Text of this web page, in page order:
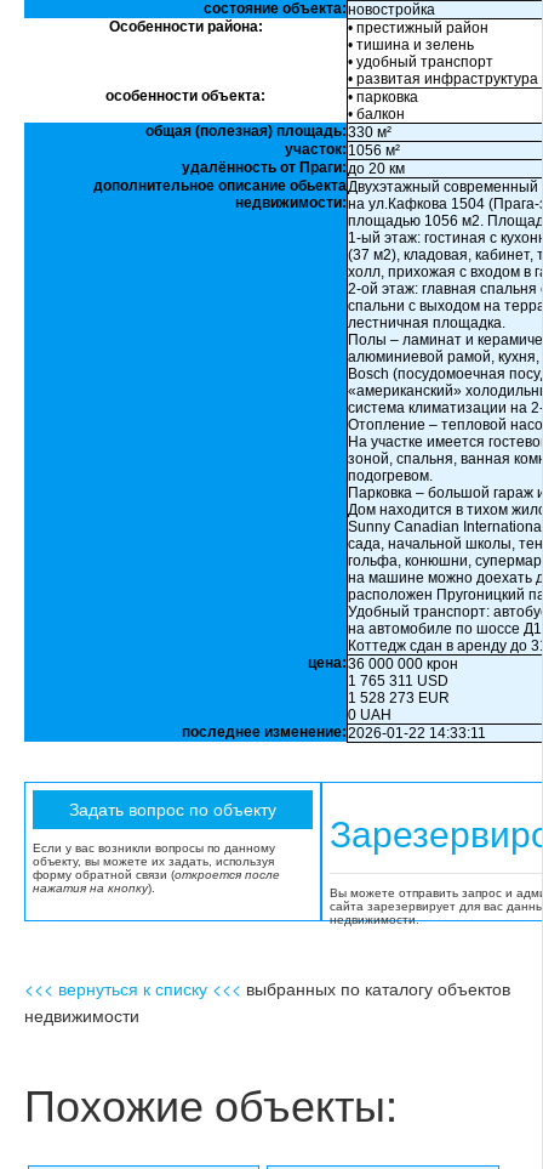
состояние объекта:новостройка
Особенности района:
• престижный район
• тишина и зелень
• удобный транспорт
• развитая инфраструктура
особенности объекта:
• парковка
• балкон
общая (полезная) площадь:330 м²
участок: 1056 м²
удалённость от Праги:до 20 км
дополнительное описание обьекта
недвижимости:
Двухэтажный современный
на ул.Кафкова 1504 (Прага-
площадью 1056 м2.
1-ый этаж: гостиная с
(37 м2), кладовая, кабинет,
холл, прихожая с входом в
2-ой этаж: главная
спальни с выходом на
лестничная площадка.
Полы – ламинат и
алюминиевой рамой,
Bosch (посудомоечная
«американский»
система климатизации на
Отопление – тепловой
На участке имеется
зоной, спальня, ванная
подогревом.
Парковка – большой гараж
Дом находится в тихом
Sunny Canadian
сада, начальной школы,
гольфа, конюшни,
на машине можно доехать
расположен Пругоницкий
Удобный транспорт:
на автомобиле по шоссе
Коттедж сдан в аренду до
цена:36 000 000 крон
1 765 311 USD
1 528 273 EUR
0 UAH
последнее изменение:2026-01-22 14:33:11
Если у вас возникли вопросы по данному
объекту, вы можете их задать, используя
форму обратной связи (откроется после
нажатия на кнопку).
Вы можете отправить запрос и
сайта зарезервирует для вас
недвижимости.
<<< вернуться к списку <<< выбранных по каталогу объектов
недвижимости
Похожие объекты: